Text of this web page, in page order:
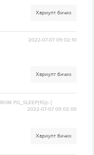
Хариулт бичих
2022-07-07 09:02:10
Хариулт бичих
PG_SLEEP(15))--]
2022-07-07 09:02:00
Хариулт бичих